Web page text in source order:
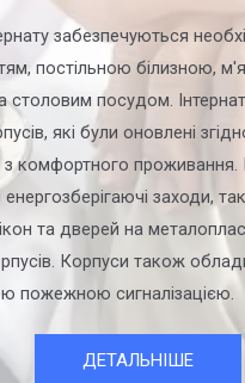
забезпечуються
постільною білизною,
столовим посудом.
які були оновлені
комфортного проживання.
заходи,
та дверей на
Корпуси також
пожежною сигналізацією.
ДЕТАЛЬНІШЕ